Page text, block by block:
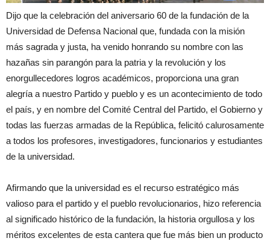
Dijo que la celebración del aniversario 60 de la fundación de la
Universidad de Defensa Nacional que, fundada con la misión
más sagrada y justa, ha venido honrando su nombre con las
hazañas sin parangón para la patria y la revolución y los
enorgullecedores logros académicos, proporciona una gran
alegría a nuestro Partido y pueblo y es un acontecimiento de todo
el país, y en nombre del Comité Central del Partido, el Gobierno y
todas las fuerzas armadas de la República, felicitó calurosamente
a todos los profesores, investigadores, funcionarios y estudiantes
de la universidad.
Afirmando que la universidad es el recurso estratégico más
valioso para el partido y el pueblo revolucionarios, hizo referencia
al significado histórico de la fundación, la historia orgullosa y los
méritos excelentes de esta cantera que fue más bien un producto